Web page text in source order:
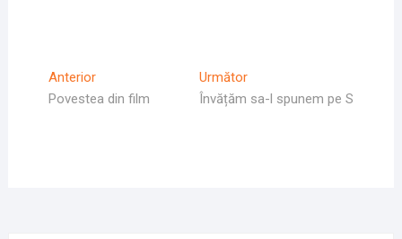
Navigare
în
AnteriorArticolul
Anterior
Povestea din film
UrmătorArticolul
Următor:
Învățăm sa-l spunem pe S